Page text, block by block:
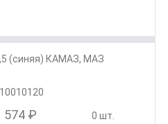
(синяя) КАМАЗ, МАЗ
574 ₽ 0 шт.